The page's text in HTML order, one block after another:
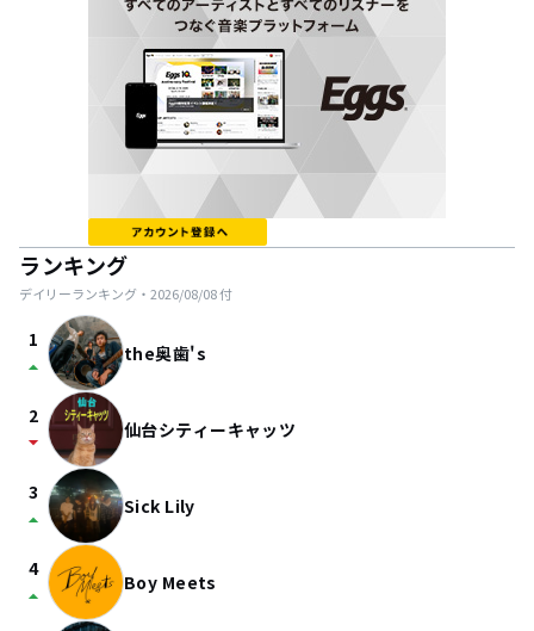
ランキング
デイリーランキング・ 2026/08/08付
1
arrow_drop_up the奥歯's
2
arrow_drop_down 仙台シティーキャッツ
3
arrow_drop_up Sick Lily
4
arrow_drop_up Boy Meets